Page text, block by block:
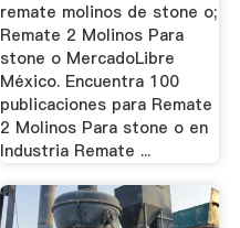
remate molinos de stone o;
Remate 2 Molinos Para
stone o MercadoLibre
México. Encuentra 100
publicaciones para Remate
2 Molinos Para stone o en
Industria Remate ...